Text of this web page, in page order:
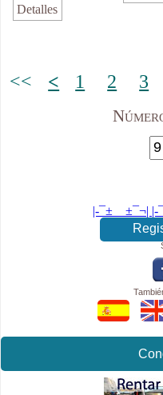
Detalles
<< < 1 2 3
|-¯±­__­±¯¬| |-